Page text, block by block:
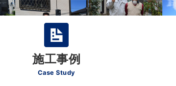
施工事例
Case Study